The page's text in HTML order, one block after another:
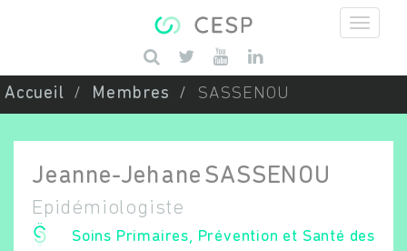
Saisissez vos mots-clés
Accueil Membres SASSENOU
Jeanne-Jehane SASSENOU
Epidémiologiste
Soins Primaires, Prévention et Santé des